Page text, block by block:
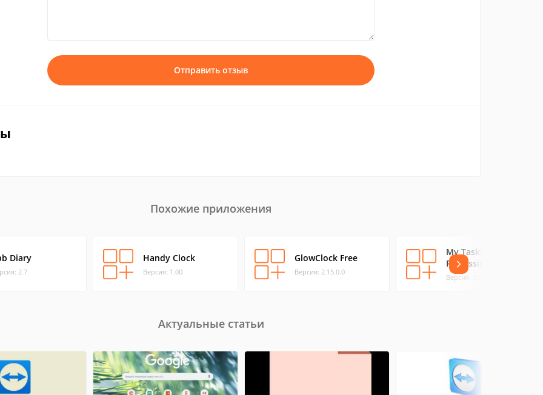
Отправить отзыв
Похожие приложения
Diary
2.7
Handy Clock
Версия: 1.00
GlowClock Free
Версия: 2.15.0.0
My Tasks
Professional Free
Версия: 3.6.0.0
Актуальные статьи